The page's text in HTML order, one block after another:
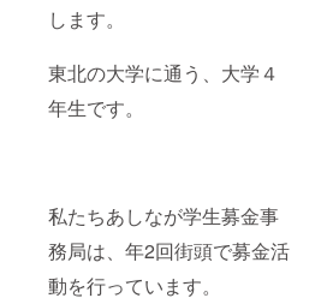
します。
東北の大学に通う、大学４
年生です。
私たちあしなが学生募金事
務局は、年2回街頭で募金活
動を行っています。